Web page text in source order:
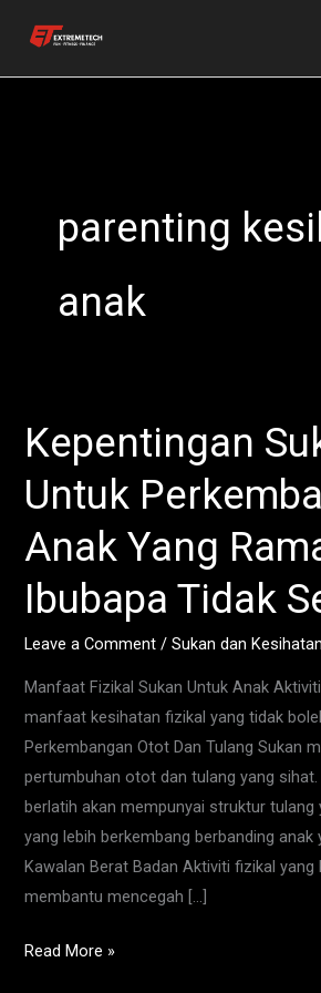
content
parenting
anak
Kepentingan
Untuk
Anak Yang
Ibubapa Tidak
Leave a Comment /Sukan dan Kesihatan
Manfaat Fizikal Sukan Untuk Anak
manfaat kesihatan fizikal yang tidak
Perkembangan Otot Dan Tulang Sukan
pertumbuhan otot dan tulang yang
berlatih akan mempunyai struktur
yang lebih berkembang berbanding anak
Kawalan Berat Badan Aktiviti fizikal yang
membantu mencegah […]
Kepentingan
Sukan
Untuk
Anak
Yang
Ramai
Ibubapa
Sedar
Read More »